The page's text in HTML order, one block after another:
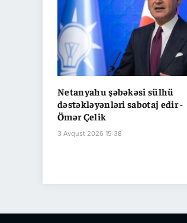
Netanyahu şəbəkəsi sülhü
dəstəkləyənləri sabotaj edir -
Ömər Çelik
3 Avqust 2026 15:38